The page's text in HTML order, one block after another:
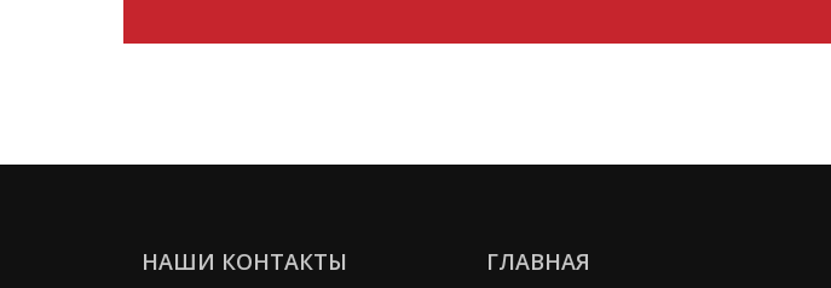
НАШИ КОНТАКТЫ ГЛАВНАЯ